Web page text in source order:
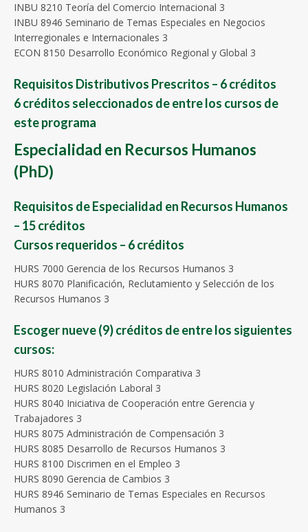
INBU 8210 Teoría del Comercio Internacional 3
INBU 8946 Seminario de Temas Especiales en Negocios
Interregionales e Internacionales 3
ECON 8150 Desarrollo Económico Regional y Global 3
Requisitos Distributivos Prescritos – 6 créditos
6 créditos seleccionados de entre los cursos de
este programa
Especialidad en Recursos Humanos
(PhD)
Requisitos de Especialidad en Recursos Humanos
– 15 créditos
Cursos requeridos – 6 créditos
HURS 7000 Gerencia de los Recursos Humanos 3
HURS 8070 Planificación, Reclutamiento y Selección de los
Recursos Humanos 3
Escoger nueve (9) créditos de entre los siguientes
cursos:
HURS 8010 Administración Comparativa 3
HURS 8020 Legislación Laboral 3
HURS 8040 Iniciativa de Cooperación entre Gerencia y
Trabajadores 3
HURS 8075 Administración de Compensación 3
HURS 8085 Desarrollo de Recursos Humanos 3
HURS 8100 Discrimen en el Empleo 3
HURS 8090 Gerencia de Cambios 3
HURS 8946 Seminario de Temas Especiales en Recursos
Humanos 3